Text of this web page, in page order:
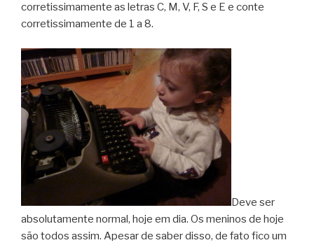
corretissimamente as letras C, M, V, F, S e E e conte
corretissimamente de 1 a 8.
Deve ser
absolutamente normal, hoje em dia. Os meninos de hoje
são todos assim. Apesar de saber disso, de fato fico um